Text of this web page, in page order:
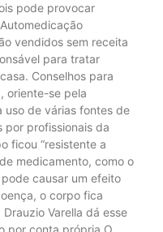
pode provocar
vendidos sem receita
para tratar
Conselhos para
oriente-se pela
uso de várias fontes de
por profissionais da
ficou “resistente a
medicamento, como o
causar um efeito
o corpo fica
Varella dá esse
conta própria O